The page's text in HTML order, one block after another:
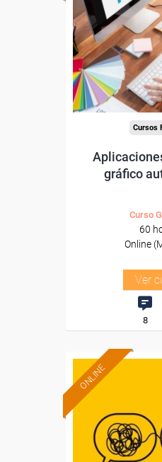
Para
autónomos
Para todos los
Cursos
gráfico
Curso
60
Online
Ver
8
ONLINE
Para
trabajadores y